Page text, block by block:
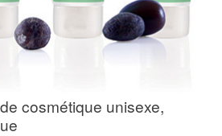
cosmétique unisexe,